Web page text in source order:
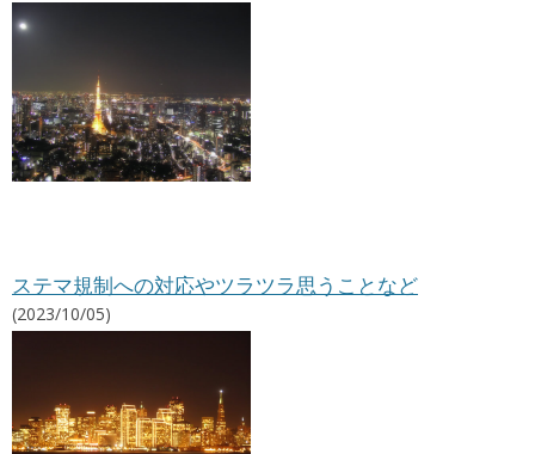
ステマ規制への対応やツラツラ思うことなど
(2023/10/05)